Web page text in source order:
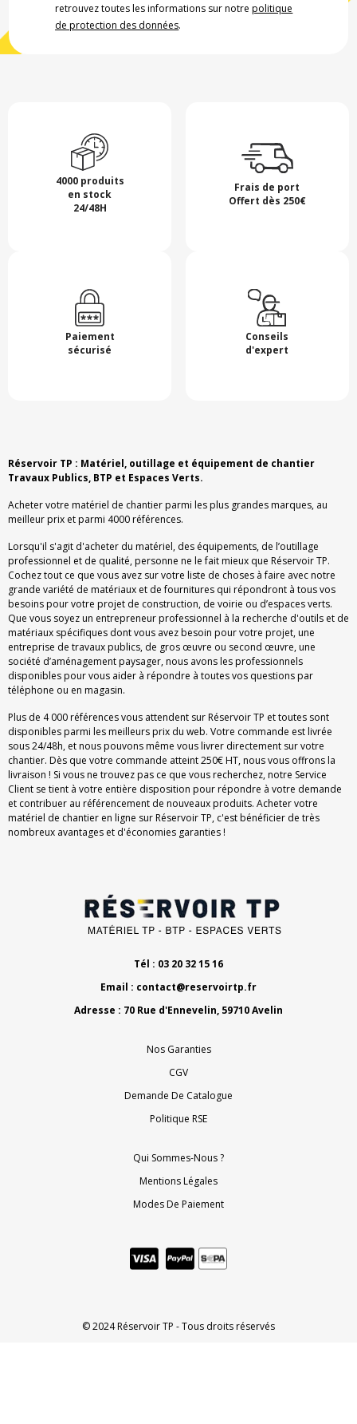
retrouvez toutes les informations sur notrepolitique
de protection des données.
4000 produits
en stock
24/48H
Frais de port
Offert dès 250€
Paiement
sécurisé
Conseils
d'expert
Réservoir TP : Matériel, outillage et équipement de chantier
Travaux Publics, BTP et Espaces Verts.
Acheter votre matériel de chantier parmi les plus grandes marques, au
meilleur prix et parmi 4000 références.
Lorsqu'il s'agit d'acheter du matériel, des équipements, de l’outillage
professionnel et de qualité, personne ne le fait mieux que Réservoir TP.
Cochez tout ce que vous avez sur votre liste de choses à faire avec notre
grande variété de matériaux et de fournitures qui répondront à tous vos
besoins pour votre projet de construction, de voirie ou d’espaces verts.
Que vous soyez un entrepreneur professionnel à la recherche d'outils et de
matériaux spécifiques dont vous avez besoin pour votre projet, une
entreprise de travaux publics, de gros œuvre ou second œuvre, une
société d’aménagement paysager, nous avons les professionnels
disponibles pour vous aider à répondre à toutes vos questions par
téléphone ou en magasin.
Plus de 4 000 références vous attendent sur Réservoir TP et toutes sont
disponibles parmi les meilleurs prix du web. Votre commande est livrée
sous 24/48h, et nous pouvons même vous livrer directement sur votre
chantier. Dès que votre commande atteint 250€ HT, nous vous offrons la
livraison ! Si vous ne trouvez pas ce que vous recherchez, notre Service
Client se tient à votre entière disposition pour répondre à votre demande
et contribuer au référencement de nouveaux produits. Acheter votre
matériel de chantier en ligne sur Réservoir TP, c'est bénéficier de très
nombreux avantages et d'économies garanties !
Tél : 03 20 32 15 16
Email : contact@reservoirtp.fr
Adresse : 70 Rue d'Ennevelin, 59710 Avelin
Nos Garanties
CGV
Demande De Catalogue
Politique RSE
Qui Sommes-Nous ?
Mentions Légales
Modes De Paiement
© 2024 Réservoir TP - Tous droits réservés